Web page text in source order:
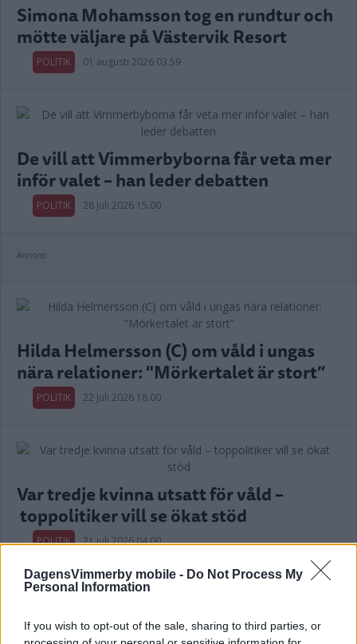
DagensVimmerby mobile - Do Not Process My
Personal Information
If you wish to opt-out of the sale, sharing to third parties, or
Simona Mohamsson tog en rundtur och
mötte väljare på Västervik Resort
POLITIK 01 augusti 2026 03.59
De vill att Vimmerbyborna får veta mer
inför valet – han leder debatten
POLITIK 28 juli 2026 15.00
Annons:
Hilda Helmersson (C) om våld i ungas
nära relationer: "Mörkertalet är stort”
POLITIK 22 juli 2026 18.00
Var tredje kvinna utsatt för våld –
toppolitiker vill se ökat stöd
POLITIK 21 juli 2026 04.00
Annons: